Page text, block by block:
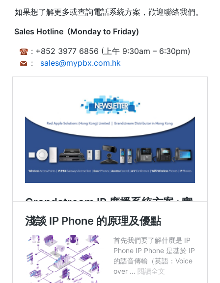
如果想了解更多或查詢電話系統方案，歡迎聯絡我們。
Sales Hotline (Monday to Friday)
: +852 3977 6856 (上午 9:30am – 6:30pm)
: sales@mypbx.com.hk